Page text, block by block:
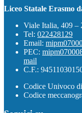
Liceo Statale Erasmo
Viale Italia, 409 –
Tel: 022428129
Email:
PEC:
mail
C.F.:
Codice Univoco
Codice